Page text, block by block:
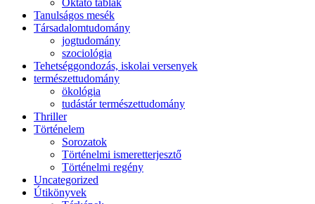
Oktató táblák
Tanulságos mesék
Társadalomtudomány
jogtudomány
szociológia
Tehetséggondozás, iskolai versenyek
természettudomány
ökológia
tudástár természettudomány
Thriller
Történelem
Sorozatok
Történelmi ismeretterjesztő
Történelmi regény
Uncategorized
Útikönyvek